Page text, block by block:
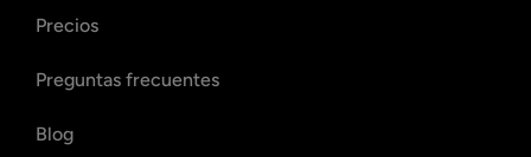
Precios
Preguntas frecuentes
Blog